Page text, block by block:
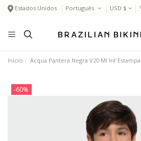
Estados Unidos Português USD $
Início Acqua Pantera Negra V20 Ml Inf Estampa
-60%